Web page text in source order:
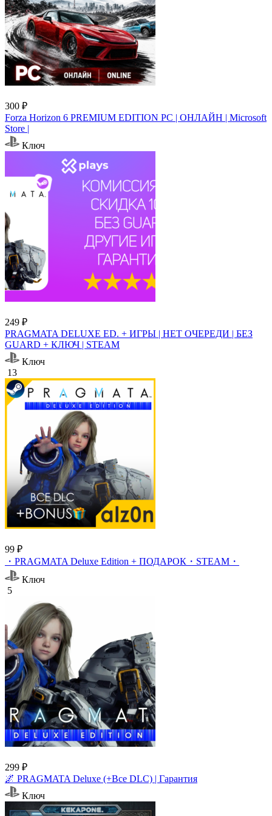
300 ₽
Forza Horizon 6 PREMIUM EDITION PC | ОНЛАЙН | Microsoft
Store |
Ключ
249 ₽
PRAGMATA DELUXE ED. + ИГРЫ | НЕТ ОЧЕРЕДИ | БЕЗ
GUARD + КЛЮЧ | STEAM
Ключ
13
99 ₽
・PRAGMATA Deluxe Edition + ПОДАРОК・STEAM・
Ключ
5
299 ₽
🌌 PRAGMATA Deluxe (+Все DLC) | Гарантия
Ключ